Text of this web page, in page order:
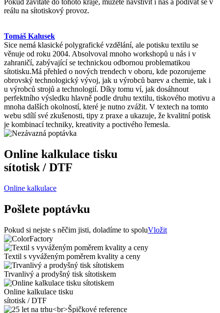
Pokud zavítáte do tohoto kraje, můžete navštívit i nás a podívat se v
reálu na sítotiskový provoz.
Tomáš Kalusek
Sice nemá klasické polygrafické vzdělání, ale potisku textilu se
věnuje od roku 2004. Absolvoval mnoho workshopů u nás i v
zahraničí, zabývající se technickou odbornou problematikou
sítotisku.Má přehled o nových trendech v oboru, kde pozorujeme
obrovský technologický vývoj, jak u výrobců barev a chemie, tak i
u výrobců strojů a technologií. Díky tomu ví, jak dosáhnout
perfektního výsledku hlavně podle druhu textilu, tiskového motivu a
mnoha dalších okolností, které je nutno zvážit. V textech na tomto
webu sdílí své zkušenosti, tipy z praxe a ukazuje, že kvalitní potisk
je kombinací techniky, kreativity a poctivého řemesla.
Online kalkulace tisku
sítotisk / DTF
Online kalkulace
Pošlete poptávku
Pokud si nejste s něčim jisti, doladíme to spoluVložit
Textil s vyváženým poměrem kvality a ceny
Trvanlivý a prodyšný tisk sítotiskem
Online kalkulace tisku
sítotisk / DTF